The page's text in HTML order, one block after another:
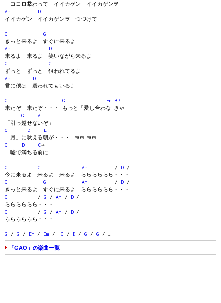
ココロ⑫わって イイカゲン イイカゲンヲ
Am
D
イイカゲン イイカゲンヲ つづけて
C
G
きっと来るよ すぐに来るよ
Am
D
来るよ 来るよ 笑いながら来るよ
C
G
ずっと ずっと 狙われてるよ
Am
D
君に僕は 疑われてもいるよ
C G Em
B7
来たぞ 来たぞ・・・ もっと「愛し合わな きゃ」
G
A
「引っ越せないぞ」
C
D
Em
「月」に吠える朝が・・・ WOW WOW
C
D C→
嘘で満ちる前に
C G Am / D /
今に来るよ 来るよ 来るよ らららららら・・・
C
G Am / D /
きっと来るよ すぐに来るよ らららららら・・・
C / G / Am / D /
らららららら・・・
C / G / Am / D /
らららららら・・・
G / G / Em / Em / C / D / G / G / …
「GAO」の楽曲一覧